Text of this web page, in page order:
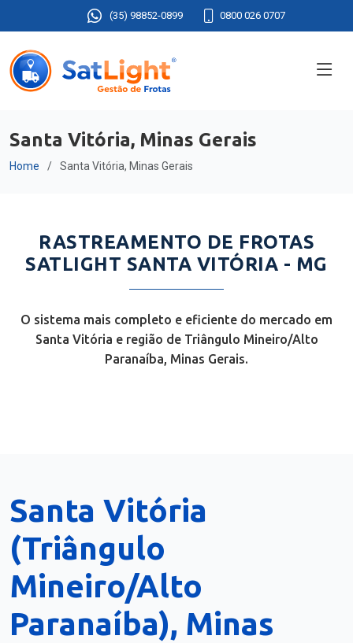
(35) 98852-0899 0800 026 0707
Santa Vitória, Minas Gerais
Home Santa Vitória, Minas Gerais
RASTREAMENTO DE FROTAS
SATLIGHT SANTA VITÓRIA - MG
O sistema mais completo e eficiente do mercado em
Santa Vitória e região de Triângulo Mineiro/Alto
Paranaíba, Minas Gerais.
Santa Vitória
(Triângulo
Mineiro/Alto
Paranaíba), Minas